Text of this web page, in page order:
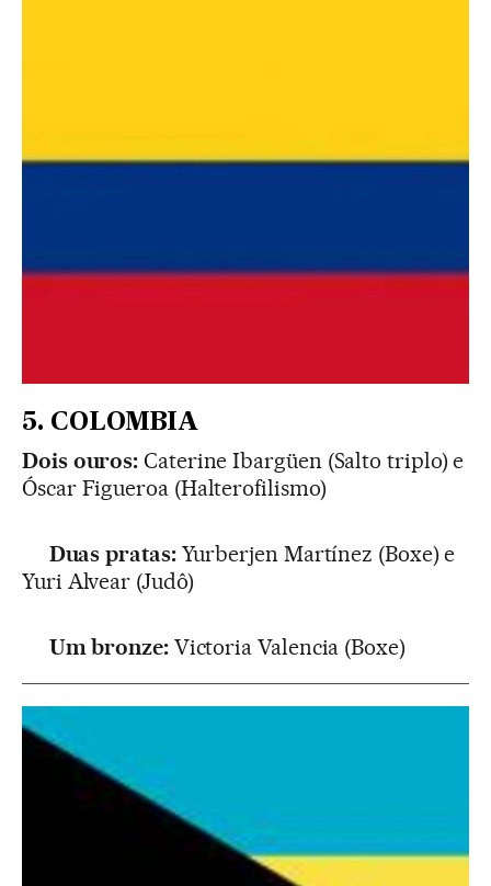
5. COLOMBIA
Dois ouros: Caterine Ibargüen (Salto triplo) e
Óscar Figueroa (Halterofilismo)
Duas pratas: Yurberjen Martínez (Boxe) e
Yuri Alvear (Judô)
Um bronze: Victoria Valencia (Boxe)